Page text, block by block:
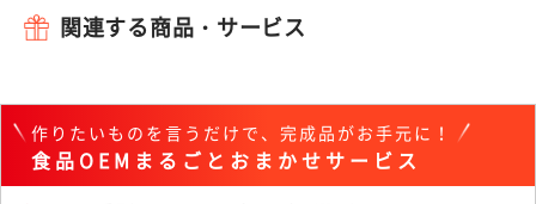
関連する商品・サービス
作りたいものを言うだけで、完成品がお手元に！
食品OEMまるごとおまかせサービス